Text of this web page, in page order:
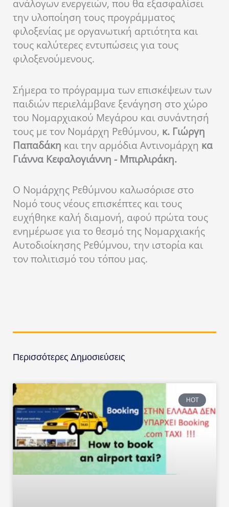
ανάλογων ενεργειών, που θα εξασφαλίσει
την υλοποίηση τους προγράμματος
φιλοξενίας με οργανωτική αρτιότητα και
τους καλύτερες εντυπώσεις για τους
φιλοξενούμενους.
Σήμερα το πρόγραμμα των επισκέψεων των
παιδιών περιελάμβανε ξενάγηση στο χώρο
του Νομαρχιακού Μεγάρου και συνάντησή
τους με τον Νομάρχη Ρεθύμνου, κ. Γιώργη
Παπαδάκη και την αρμόδια Αντινομάρχη κα
Γιάννα Κεφαλογιάννη - Μπιρλιράκη.
Ο Νομάρχης Ρεθύμνου καλωσόρισε στο
Νομό τους νέους επισκέπτες και τους
ευχήθηκε καλή διαμονή, αφού πρώτα τους
ενημέρωσε για το θεσμό της Νομαρχιακής
Αυτοδιοίκησης Ρεθύμνου, την ιστορία και
τον πολιτισμό του τόπου μας.
Περισσότερες Δημοσιεύσεις
HOT